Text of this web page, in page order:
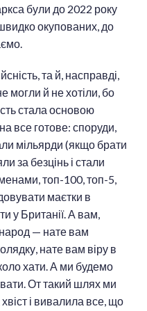
були до 2022 року
окупованих, до
та й, насправді,
могли й не хотіли, бо
стала основою
все готове: споруди,
мільярди (якщо брати
за безцінь і стали
топ-100, топ-5,
маєтки в
у Британії. А вам,
— нате вам
нате вам віру в
хати. А ми будемо
От такий шлях ми
і вивалила все, що